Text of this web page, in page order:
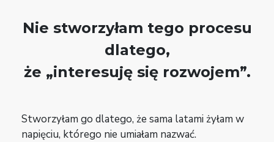
Nie stworzyłam tego procesu
dlatego,
że „interesuję się rozwojem”.
Stworzyłam go dlatego, że sama latami żyłam w
napięciu, którego nie umiałam nazwać.